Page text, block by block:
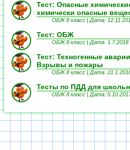
Тест: Опасные
химически опасные
ОБЖ 8 класс | Дата:
Тест: ОБЖ
ОБЖ 8 класс | Дата: 1.7.2018
Тест: Техногенные
Взрывы и пожары
ОБЖ 8 класс | Дата:
Тесты по ПДД для
ОБЖ 8 класс | Дата: